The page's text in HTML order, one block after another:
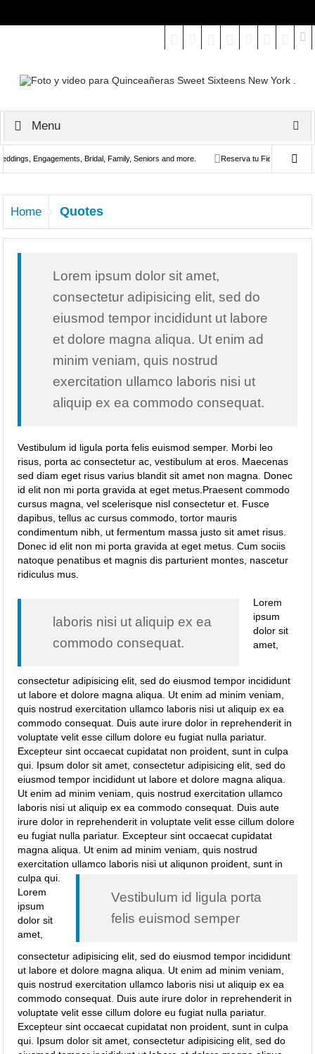
Menu
Engagements, Bridal, Family, Seniors and more. Reserva tu Fiesta de
Home Quotes
Lorem ipsum dolor sit amet,
consectetur adipisicing elit, sed do
eiusmod tempor incididunt ut labore
et dolore magna aliqua. Ut enim ad
minim veniam, quis nostrud
exercitation ullamco laboris nisi ut
aliquip ex ea commodo consequat.
Vestibulum id ligula porta felis euismod semper. Morbi leo
risus, porta ac consectetur ac, vestibulum at eros. Maecenas
sed diam eget risus varius blandit sit amet non magna. Donec
id elit non mi porta gravida at eget metus.Praesent commodo
cursus magna, vel scelerisque nisl consectetur et. Fusce
dapibus, tellus ac cursus commodo, tortor mauris
condimentum nibh, ut fermentum massa justo sit amet risus.
Donec id elit non mi porta gravida at eget metus. Cum sociis
natoque penatibus et magnis dis parturient montes, nascetur
ridiculus mus.
laboris nisi ut aliquip ex ea
commodo consequat.
Lorem
ipsum
dolor sit
amet,
consectetur adipisicing elit, sed do eiusmod tempor incididunt
ut labore et dolore magna aliqua. Ut enim ad minim veniam,
quis nostrud exercitation ullamco laboris nisi ut aliquip ex ea
commodo consequat. Duis aute irure dolor in reprehenderit in
voluptate velit esse cillum dolore eu fugiat nulla pariatur.
Excepteur sint occaecat cupidatat non proident, sunt in culpa
qui. Ipsum dolor sit amet, consectetur adipisicing elit, sed do
eiusmod tempor incididunt ut labore et dolore magna aliqua.
Ut enim ad minim veniam, quis nostrud exercitation ullamco
laboris nisi ut aliquip ex ea commodo consequat. Duis aute
irure dolor in reprehenderit in voluptate velit esse cillum dolore
eu fugiat nulla pariatur. Excepteur sint occaecat cupidatat
magna aliqua. Ut enim ad minim veniam, quis nostrud
exercitation ullamco laboris nisi ut aliqunon proident, sunt in
culpa qui.
Vestibulum id ligula porta
felis euismod semper
Lorem
ipsum
dolor sit
amet,
consectetur adipisicing elit, sed do eiusmod tempor incididunt
ut labore et dolore magna aliqua. Ut enim ad minim veniam,
quis nostrud exercitation ullamco laboris nisi ut aliquip ex ea
commodo consequat. Duis aute irure dolor in reprehenderit in
voluptate velit esse cillum dolore eu fugiat nulla pariatur.
Excepteur sint occaecat cupidatat non proident, sunt in culpa
qui. Ipsum dolor sit amet, consectetur adipisicing elit, sed do